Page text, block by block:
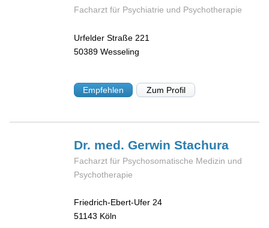
Facharzt für Psychiatrie und Psychotherapie
Urfelder Straße 221
50389 Wesseling
Empfehlen Zum Profil
Dr. med. GerwinStachura
Facharzt für Psychosomatische Medizin und
Psychotherapie
Friedrich-Ebert-Ufer 24
51143 Köln